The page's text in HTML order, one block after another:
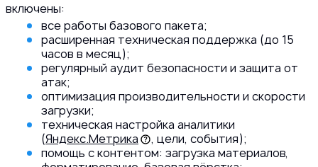
включены:
все работы базового пакета;
расширенная техническая поддержка (до 15
часов в месяц);
регулярный аудит безопасности и защита от
атак;
оптимизация производительности и скорости
загрузки;
техническая настройка аналитики
(Яндекс.Метрика
, цели, события);
помощь с контентом: загрузка материалов,